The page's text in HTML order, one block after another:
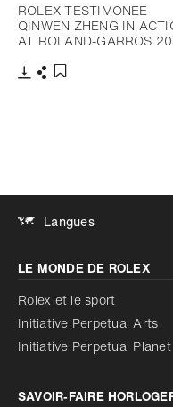
ROLEX TESTIMONEE
QINWEN ZHENG IN
AT ROLAND-GARROS
Langues
Augmenter le
Désactivé
Réduire les animations
Réduire les
Désactivé
LE MONDE DE ROLEX
Rolex et le sport
Initiative Perpetual Arts
Initiative Perpetual Planet
SAVOIR‑FAIRE